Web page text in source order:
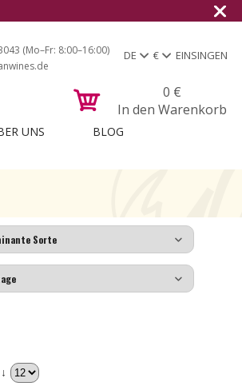
(Mo–Fr: 8:00–16:00)
DE € EINSINGEN
0 €
In den Warenkorb
UNS
BLOG
↓